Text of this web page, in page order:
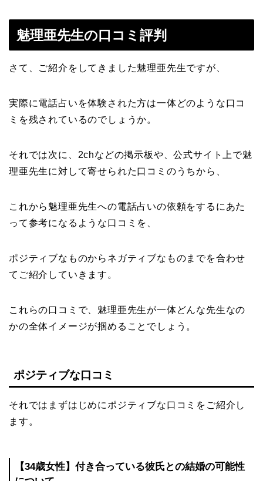
魅理亜先生の口コミ評判
さて、ご紹介をしてきました魅理亜先生ですが、
実際に電話占いを体験された方は一体どのような口コ
ミを残されているのでしょうか。
それでは次に、2chなどの掲示板や、公式サイト上で魅
理亜先生に対して寄せられた口コミのうちから、
これから魅理亜先生への電話占いの依頼をするにあた
って参考になるような口コミを、
ポジティブなものからネガティブなものまでを合わせ
てご紹介していきます。
これらの口コミで、魅理亜先生が一体どんな先生なの
かの全体イメージが掴めることでしょう。
ポジティブな口コミ
それではまずはじめにポジティブな口コミをご紹介し
ます。
【34歳女性】付き合っている彼氏との結婚の可能性